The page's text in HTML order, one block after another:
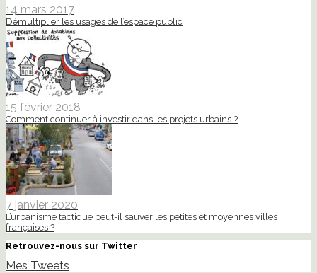
14 mars 2017
Démultiplier les usages de l’espace public
15 février 2018
Comment continuer à investir dans les projets urbains ?
7 janvier 2020
L’urbanisme tactique peut-il sauver les petites et moyennes villes
françaises ?
Retrouvez-nous sur Twitter
Mes Tweets